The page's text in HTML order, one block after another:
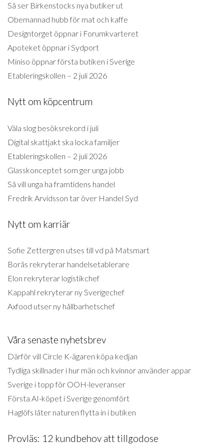
Så ser Birkenstocks nya butiker ut
Obemannad hubb för mat och kaffe
Designtorget öppnar i Forumkvarteret
Apoteket öppnar i Sydport
Miniso öppnar första butiken i Sverige
Etableringskollen – 2 juli 2026
Nytt om köpcentrum
Väla slog besöksrekord i juli
Digital skattjakt ska locka familjer
Etableringskollen – 2 juli 2026
Glasskonceptet som ger unga jobb
Så vill unga ha framtidens handel
Fredrik Arvidsson tar över Handel Syd
Nytt om karriär
Sofie Zettergren utses till vd på Matsmart
Borås rekryterar handelsetablerare
Elon rekryterar logistikchef
Kappahl rekryterar ny Sverigechef
Axfood utser ny hållbarhetschef
Våra senaste nyhetsbrev
Därför vill Circle K-ägaren köpa kedjan
Tydliga skillnader i hur män och kvinnor använder appar
Sverige i topp för OOH-leveranser
Första AI-köpet i Sverige genomfört
Haglöfs låter naturen flytta in i butiken
Provläs: 12 kundbehov att tillgodose